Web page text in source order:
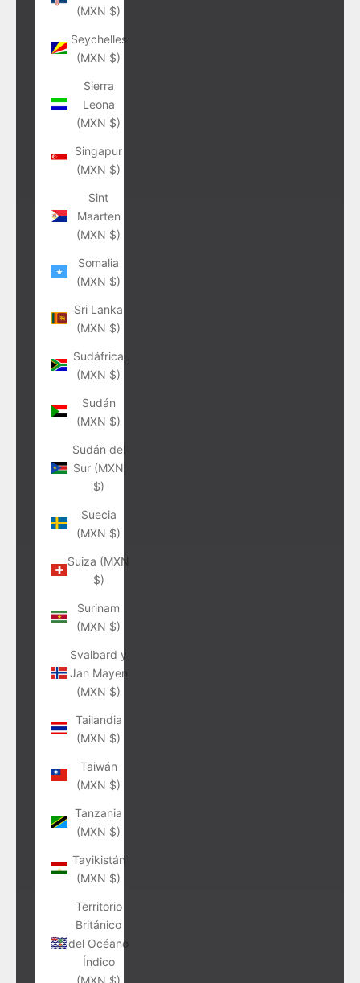
(MXN $)
Seychelles
(MXN $)
Sierra
Leona
(MXN $)
Singapur
(MXN $)
Sint
Maarten
(MXN $)
Somalia
(MXN $)
Sri Lanka
(MXN $)
Sudáfrica
(MXN $)
Sudán
(MXN $)
Sudán del
Sur (MXN
$)
Suecia
(MXN $)
Suiza (MXN
$)
Surinam
(MXN $)
Svalbard y
Jan Mayen
(MXN $)
Tailandia
(MXN $)
Taiwán
(MXN $)
Tanzania
(MXN $)
Tayikistán
(MXN $)
Territorio
Británico
del Océano
Índico
(MXN $)